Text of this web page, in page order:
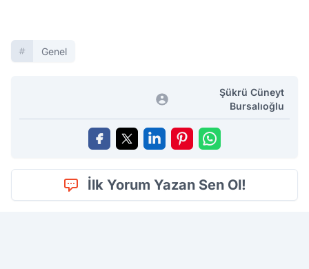
Genel
Şükrü Cüneyt
Bursalıoğlu
İlk Yorum Yazan Sen Ol!